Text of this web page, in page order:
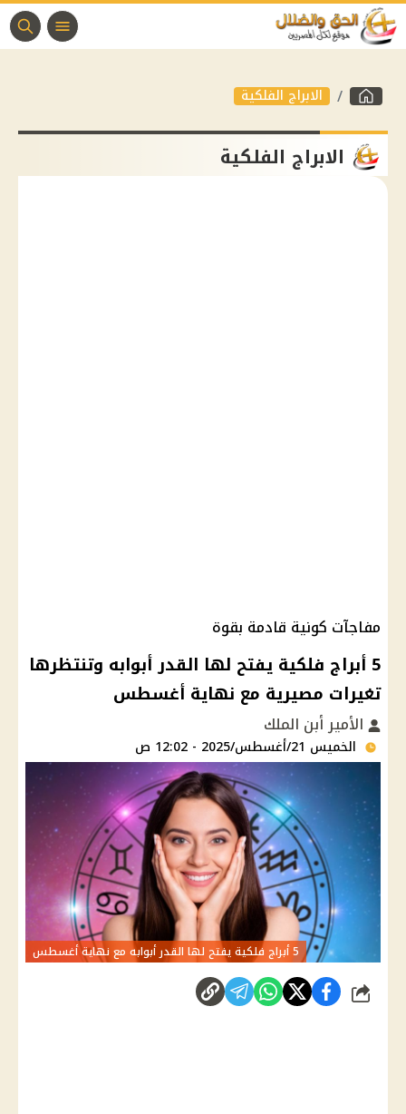
الابراج الفلكية
الابراج الفلكية
مفاجآت كونية قادمة بقوة
5 أبراج فلكية يفتح لها القدر أبوابه وتنتظرها
تغيرات مصيرية مع نهاية أغسطس
الأمير أبن الملك
الخميس 21/أغسطس/2025 - 12:02 ص
5 أبراج فلكية يفتح لها القدر أبوابه مع نهاية أغسطس
شارك